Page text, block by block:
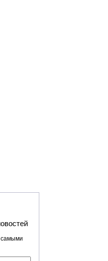
самыми